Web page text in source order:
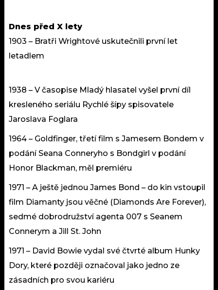
OSTATNÍ
Dnes před X lety
1903 – Bratři Wrightové uskutečnili první let
letadlem
1938 – V časopise Mladý hlasatel vyšel první díl
kresleného seriálu Rychlé šípy spisovatele
Jaroslava Foglara
1964 – Goldfinger, třetí film s Jamesem Bondem v
podání Seana Conneryho s Bondgirl v podání
Honor Blackman, měl premiéru
1971 – A ještě jednou James Bond – do kin vstoupil
film Diamanty jsou věčné (Diamonds Are Forever),
sedmé dobrodružství agenta 007 s Seanem
Connerym a Jill St. John
1971 – David Bowie vydal své čtvrté album Hunky
Dory, které později označoval jako jedno ze
zásadních pro svou kariéru